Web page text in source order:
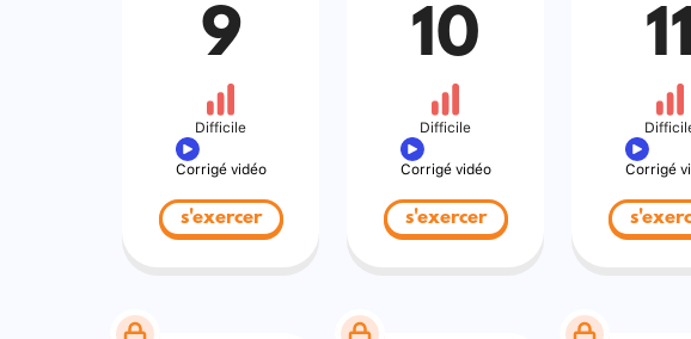
9
Difficile
Corrigé vidéo
s'exercer
10
Difficile
Corrigé vidéo
s'exercer
11
Corrigé